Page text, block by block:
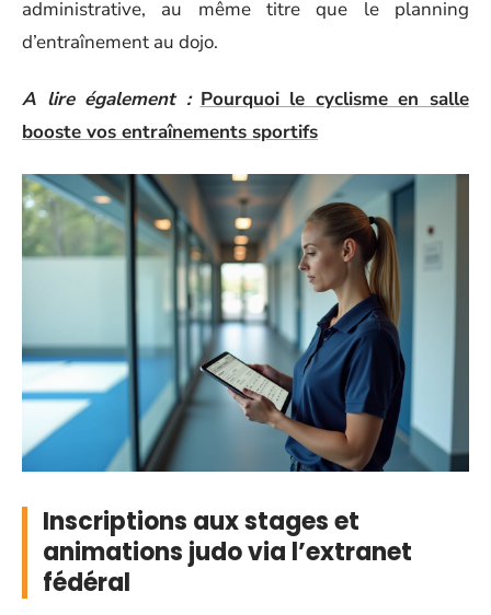
administrative, au même titre que le planning
d’entraînement au dojo.
A lire également : Pourquoi le cyclisme en salle
booste vos entraînements sportifs
Inscriptions aux stages et
animations judo via l’extranet
fédéral